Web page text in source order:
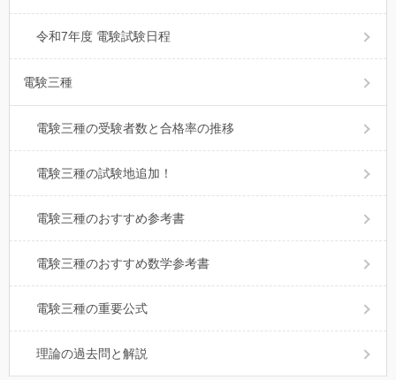
令和7年度 電験試験日程
電験三種
電験三種の受験者数と合格率の推移
電験三種の試験地追加！
電験三種のおすすめ参考書
電験三種のおすすめ数学参考書
電験三種の重要公式
理論の過去問と解説